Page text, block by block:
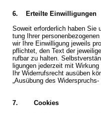
6. Er­teil­te Ein­wil­li­gun­gen
So­weit er­for­der­lich haben Sie
tung Ihrer
wir Ihre Ein­wil­li­gung je­weils
pflich­tet, den Text der
ruf­bar zu hal­ten.
li­gun­gen je­der­zeit mit
Ihr Wi­der­rufs­recht aus­üben
„Aus­übung des
7. Coo­kies